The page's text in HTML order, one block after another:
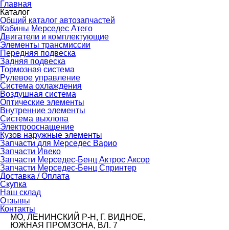
Главная
Каталог
Общий каталог автозапчастей
Кабины Мерседес Атего
Двигатели и комплектующие
Элементы трансмиссии
Передняя подвеска
Задняя подвеска
Тормозная сиcтема
Рулевое управление
Система охлаждения
Воздушная система
Оптические элементы
Внутренние элементы
Система выхлопа
Электрооснащение
Кузов наружные элементы
Запчасти для Мерседес Варио
Запчасти Ивеко
Запчасти Мерседес-Бенц Актрос Аксор
Запчасти Мерседес-Бенц Спринтер
Доставка / Оплата
Скупка
Наш склад
Отзывы
Контакты
МО, ЛЕНИНСКИЙ Р-Н, Г. ВИДНОЕ,
ЮЖНАЯ ПРОМЗОНА, ВЛ. 7